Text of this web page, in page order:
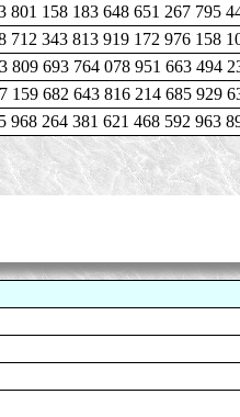
158 183 648 651 267 795
712 343 813 919 172 976 158
693 764 078 951 663 494
682 643 816 214 685 929
264 381 621 468 592 963